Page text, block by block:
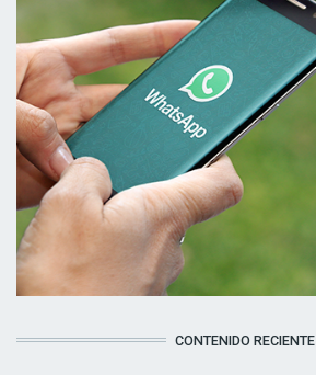
CONTENIDO RECIENTE